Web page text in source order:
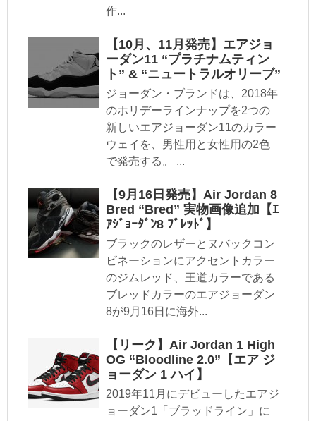
作...
【10月、11月発売】エアジョ
ーダン11 “プラチナムティン
ト” & “ニュートラルオリーブ”
ジョーダン・ブランドは、2018年
のホリデーラインナップを2つの
新しいエアジョーダン11のカラー
ウェイを、男性用と女性用の2色
で発売する。 ...
【9月16日発売】Air Jordan 8
Bred “Bred” 実物画像追加【ｴ
ｱｼﾞｮｰﾀﾞﾝ8 ﾌﾞﾚｯﾄﾞ】
ブラックのレザーとヌバックコン
ビネーションにアクセントカラー
のジムレッド、王道カラーである
ブレッドカラーのエアジョーダン
8が9月16日に海外...
【リーク】Air Jordan 1 High
OG “Bloodline 2.0”【エア ジ
ョーダン 1 ハイ】
2019年11月にデビューしたエアジ
ョーダン1「ブラッドライン」に